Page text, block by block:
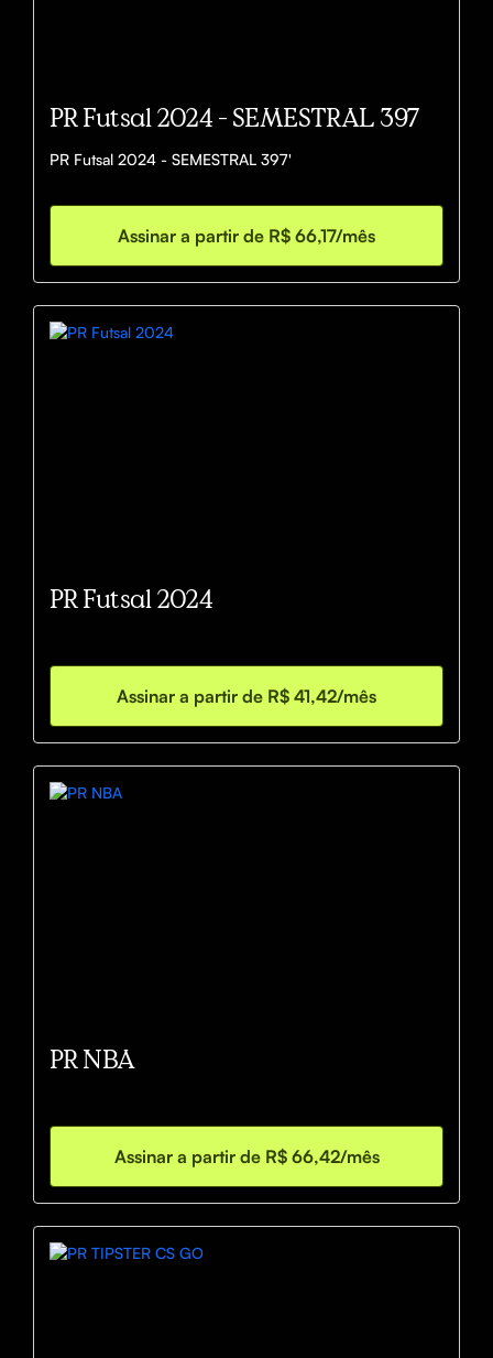
PR Futsal 2024 - SEMESTRAL 397
PR Futsal 2024 - SEMESTRAL 397'
Assinar a partir de R$ 66,17/mês
PR Futsal 2024
Assinar a partir de R$ 41,42/mês
PR NBA
Assinar a partir de R$ 66,42/mês